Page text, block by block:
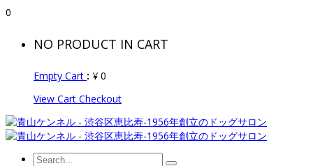
0
NO PRODUCT IN CART
Empty Cart : ¥ 0
View Cart Checkout